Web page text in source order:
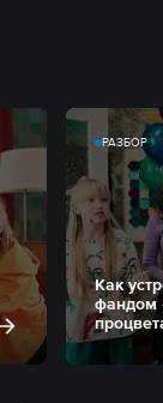
РАЗБОР
Как
фандом